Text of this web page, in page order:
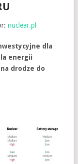
nuclear.pl
dla
energii
drodze do